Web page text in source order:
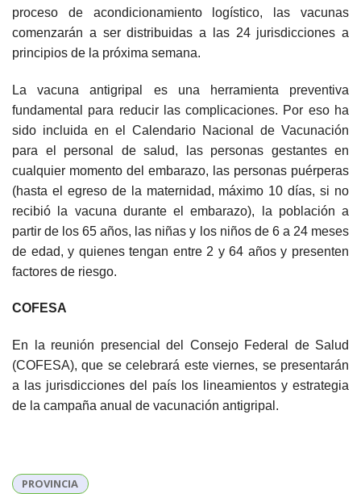
proceso de acondicionamiento logístico, las vacunas
comenzarán a ser distribuidas a las 24 jurisdicciones a
principios de la próxima semana.
La vacuna antigripal es una herramienta preventiva
fundamental para reducir las complicaciones. Por eso ha
sido incluida en el Calendario Nacional de Vacunación
para el personal de salud, las personas gestantes en
cualquier momento del embarazo, las personas puérperas
(hasta el egreso de la maternidad, máximo 10 días, si no
recibió la vacuna durante el embarazo), la población a
partir de los 65 años, las niñas y los niños de 6 a 24 meses
de edad, y quienes tengan entre 2 y 64 años y presenten
factores de riesgo.
COFESA
En la reunión presencial del Consejo Federal de Salud
(COFESA), que se celebrará este viernes, se presentarán
a las jurisdicciones del país los lineamientos y estrategia
de la campaña anual de vacunación antigripal.
PROVINCIA